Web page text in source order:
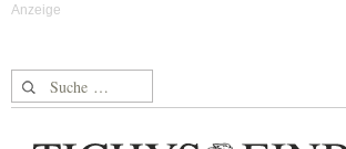
Suche nach: